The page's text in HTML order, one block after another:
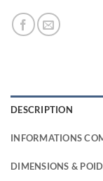
DESCRIPTION
INFORMATIONS
DIMENSIONS &